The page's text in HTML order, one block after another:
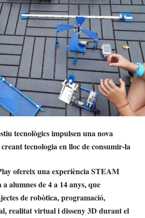
tecnològics impulsen una nova
tecnologia en lloc de consumir-la
ofereix una experiència STEAM
alumnes de 4 a 14 anys, que
de robòtica, programació,
realitat virtual i disseny 3D durant el